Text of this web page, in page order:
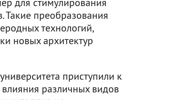
Такие преобразования
технологий,
новых архитектур
приступили к
различных видов